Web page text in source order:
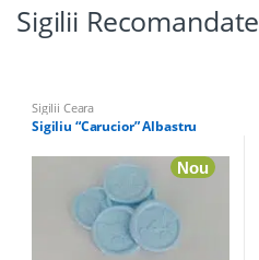
Sigilii Recomandate
Sigilii Ceara
Sigiliu “Carucior” Albastru
Nou